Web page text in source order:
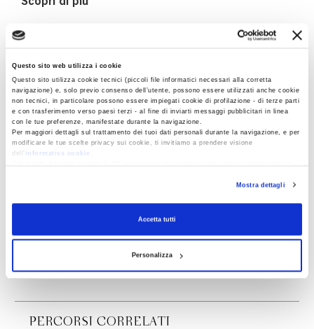
Questo sito web utilizza i cookie
Questo sito utilizza cookie tecnici (piccoli file informatici necessari alla corretta
navigazione) e, solo previo consenso dell’utente, possono essere utilizzati anche cookie
non tecnici, in particolare possono essere impiegati cookie di profilazione - di terze parti
e con trasferimento verso paesi terzi - al fine di inviarti messaggi pubblicitari in linea
con le tue preferenze, manifestate durante la navigazione.
Per maggiori dettagli sul trattamento dei tuoi dati personali durante la navigazione, e per
modificare le tue scelte privacy sui cookie, ti invitiamo a prendere visione
dell’
informativa cookie
RevocaMostra dettagli
Accetta tutti
Personalizza
Scopri di più
ARTICOLI CORRELATI
Valentino Bompiani e la letteratura per
ragazzi: "libri moderni per ragazzi moderni"
Leggi di più
PERCORSI CORRELATI